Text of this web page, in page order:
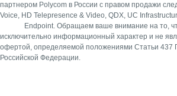
партнером Polycom в России с правом продажи
Voice, HD Telepresence & Video, QDX, UC
Endpoint. Обращаем ваше внимание на то,
исключительно информационный характер и не
офертой, определяемой положениями Статьи 437
Российской Федерации.